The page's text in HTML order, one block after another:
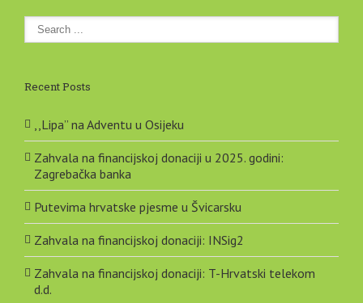
Recent Posts
,,Lipa” na Adventu u Osijeku
Zahvala na financijskoj donaciji u 2025. godini:
Zagrebačka banka
Putevima hrvatske pjesme u Švicarsku
Zahvala na financijskoj donaciji: INSig2
Zahvala na financijskoj donaciji: T-Hrvatski telekom
d.d.